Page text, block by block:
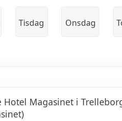
Tisdag Onsdag
Hotel Magasinet i